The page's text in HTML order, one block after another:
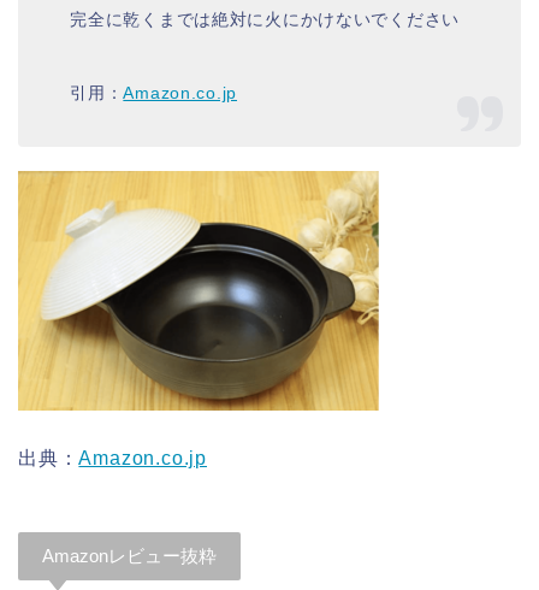
完全に乾くまでは絶対に火にかけないでください
引用：Amazon.co.jp
出典：Amazon.co.jp
Amazonレビュー抜粋